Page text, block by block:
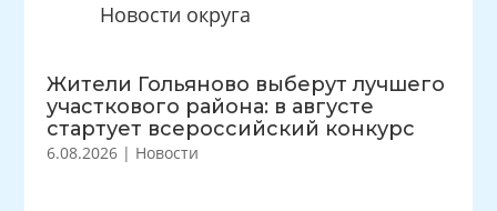
Новости округа
Жители Гольяново выберут лучшего
участкового района: в августе
стартует всероссийский конкурс
6.08.2026 | Новости